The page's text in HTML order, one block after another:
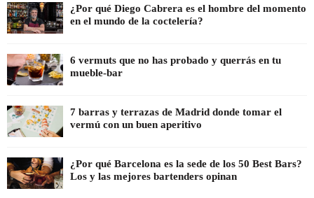
¿Por qué Diego Cabrera es el hombre del momento
en el mundo de la coctelería?
6 vermuts que no has probado y querrás en tu
mueble-bar
7 barras y terrazas de Madrid donde tomar el
vermú con un buen aperitivo
¿Por qué Barcelona es la sede de los 50 Best Bars?
Los y las mejores bartenders opinan